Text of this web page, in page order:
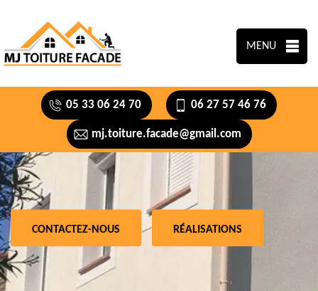
MENU
05 33 06 24 70 06 27 57 46 76
mj.toiture.facade@gmail.com
CONTACTEZ-NOUS RÉALISATIONS